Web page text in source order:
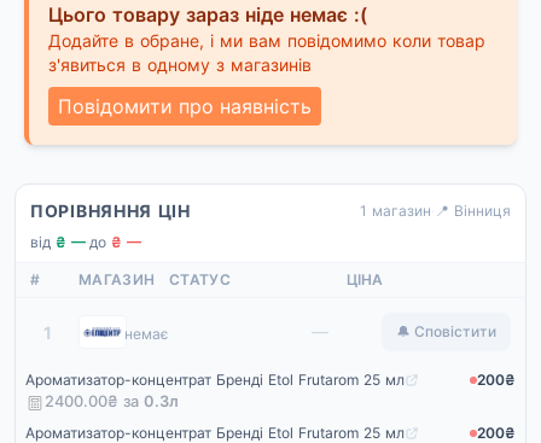
Цього товару зараз ніде немає :(
Додайте в обране, і ми вам повідомимо коли товар
з'явиться в одному з магазинів
Повідомити про наявність
ПОРІВНЯННЯ ЦІН 1 магазин· 📍 Вінниця
від ₴ —·до ₴ —
# МАГАЗИН СТАТУС ЦІНА
1 Епіцентр
немає — 🔔 Сповістити
Ароматизатор-концентрат Бренді Etol Frutarom 25 мл
200₴
2400.00₴ за 0.3л
Ароматизатор-концентрат Бренді Etol Frutarom 25 мл
200₴